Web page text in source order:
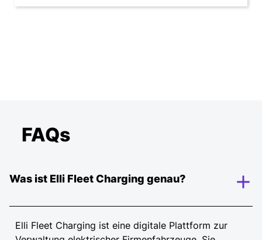
Öffentliche AC-Ladepunkte
0,59 €¹ per kWh
FAQs
Was ist Elli Fleet Charging genau?
Elli Fleet Charging ist eine digitale Plattform zur